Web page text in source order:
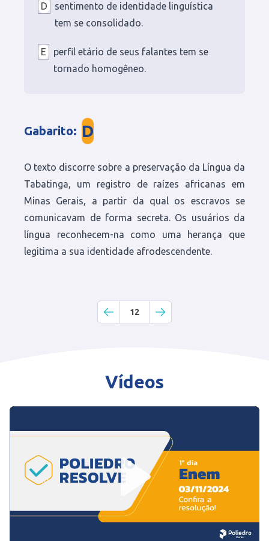
D
sentimento de identidade linguística
tem se consolidado.
E
perfil etário de seus falantes tem se
tornado homogêneo.
Gabarito: D
O texto discorre sobre a preservação da Língua da
Tabatinga, um registro de raízes africanas em
Minas Gerais, a partir da qual os escravos se
comunicavam de forma secreta. Os usuários da
língua reconhecem-na como uma herança que
legitima a sua identidade afrodescendente.
12
Vídeos
Play